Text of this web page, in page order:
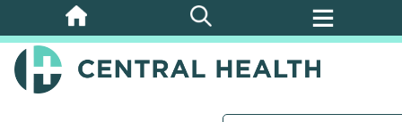
मुख्य
सामग्रीमा
जानुहोस्